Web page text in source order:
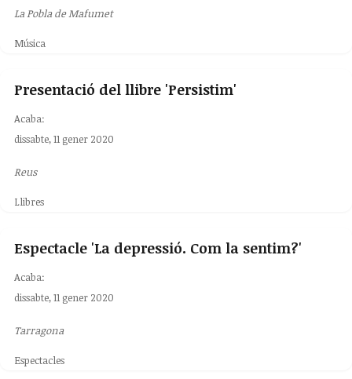
La Pobla de Mafumet
Música
Presentació del llibre 'Persistim'
Acaba:
dissabte, 11 gener 2020
Reus
Llibres
Espectacle 'La depressió. Com la sentim?'
Acaba:
dissabte, 11 gener 2020
Tarragona
Espectacles